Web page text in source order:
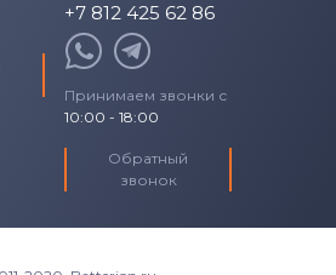
+7 812 425 62 86
Принимаем звонки с
10:00 - 18:00
Обратный
звонок